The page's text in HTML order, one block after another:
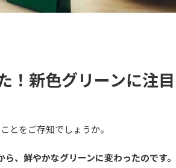
！新色グリーンに注目
とをご存知でしょうか。
、鮮やかなグリーンに変わったのです。